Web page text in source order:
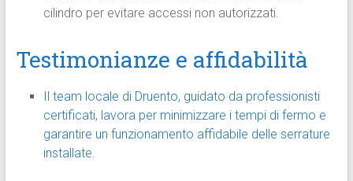
cilindro per evitare accessi non autorizzati.
Testimonianze e affidabilità
Il team locale di Druento, guidato da professionisti
certificati, lavora per minimizzare i tempi di fermo e
garantire un funzionamento affidabile delle serrature
installate.